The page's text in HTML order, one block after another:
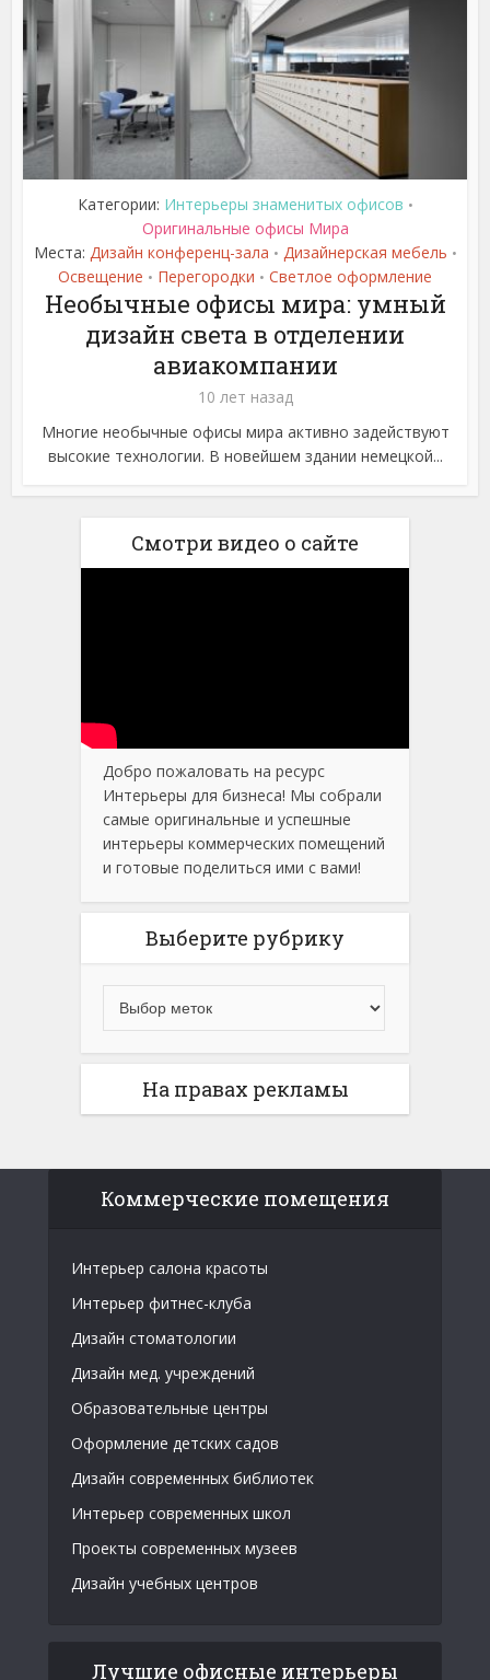
Категории: Интерьеры знаменитых офисов •
Оригинальные офисы Мира
Места: Дизайн конференц-зала • Дизайнерская мебель •
Освещение • Перегородки • Светлое оформление
Необычные офисы мира: умный
дизайн света в отделении
авиакомпании
10 лет назад
Многие необычные офисы мира активно задействуют
высокие технологии. В новейшем здании немецкой...
Смотри видео о сайте
Добро пожаловать на ресурс
Интерьеры для бизнеса! Мы собрали
самые оригинальные и успешные
интерьеры коммерческих помещений
и готовые поделиться ими с вами!
Выберите рубрику
На правах рекламы
Коммерческие помещения
Интерьер салона красоты
Интерьер фитнес-клуба
Дизайн стоматологии
Дизайн мед. учреждений
Образовательные центры
Оформление детских садов
Дизайн современных библиотек
Интерьер современных школ
Проекты современных музеев
Дизайн учебных центров
Лучшие офисные интерьеры